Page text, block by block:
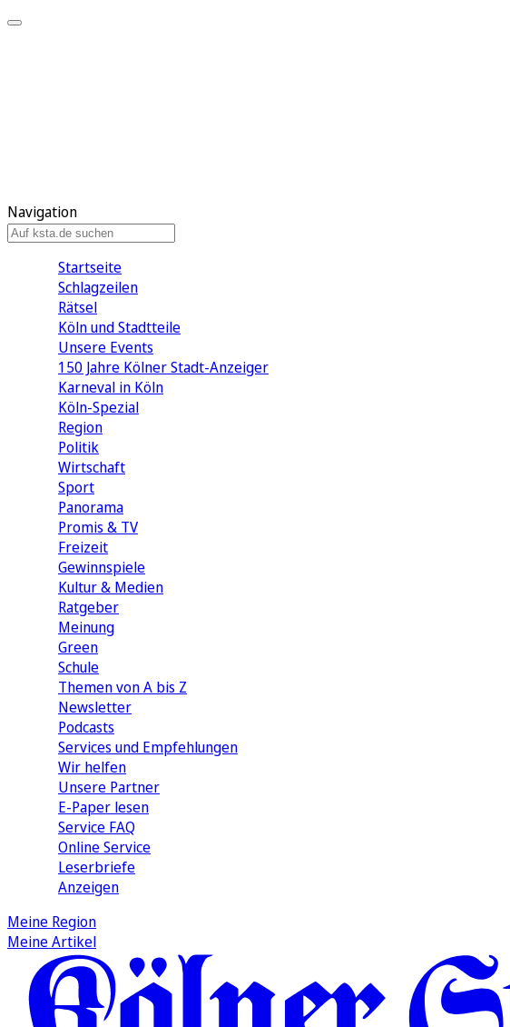
Navigation
Startseite
Schlagzeilen
Rätsel
Köln und Stadtteile
Unsere Events
150 Jahre Kölner Stadt-Anzeiger
Karneval in Köln
Köln-Spezial
Region
Politik
Wirtschaft
Sport
Panorama
Promis & TV
Freizeit
Gewinnspiele
Kultur & Medien
Ratgeber
Meinung
Green
Schule
Themen von A bis Z
Newsletter
Podcasts
Services und Empfehlungen
Wir helfen
Unsere Partner
E-Paper lesen
Service FAQ
Online Service
Leserbriefe
Anzeigen
Meine Region
Meine Artikel